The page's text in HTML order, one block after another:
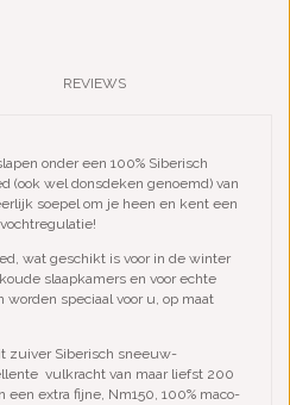
REVIEWS
onder een 100% Siberisch
(ook wel donsdeken genoemd) van
soepel om je heen en kent een
wat geschikt is voor in de winter
slaapkamers en voor echte
speciaal voor u, op maat
zuiver Siberisch sneeuw-
vulkracht van maar liefst 200
extra fijne, Nm150, 100% maco-